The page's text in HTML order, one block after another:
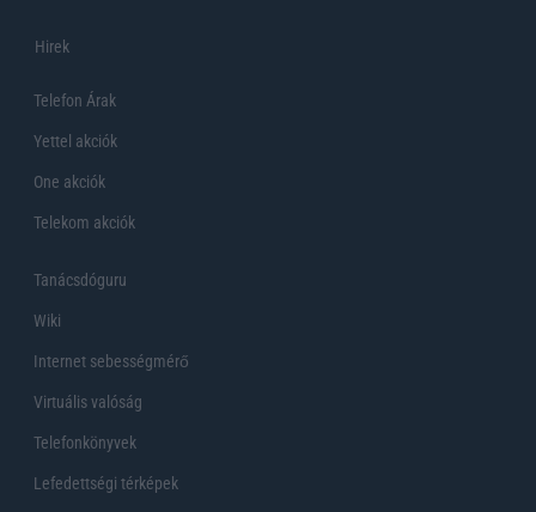
Hirek
Telefon Árak
Yettel akciók
One akciók
Telekom akciók
Tanácsdóguru
Wiki
Internet sebességmérő
Virtuális valóság
Telefonkönyvek
Lefedettségi térképek